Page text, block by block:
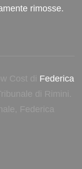
rimosse.
Cost di Federica
di Rimini.
Federica